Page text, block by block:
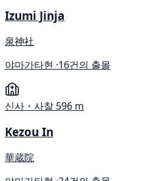
Izumi Jinja
泉神社
야마가타현 ·16건의 출몰
신사・사찰 596 m
Kezou In
華蔵院